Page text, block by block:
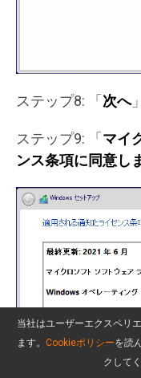
ステップ8: 「 次へ
ステップ9: 「 マイ
ンス条項に同意し
当社はユーザーエクスペリ
ます。 Cookieポリシーを読
クして